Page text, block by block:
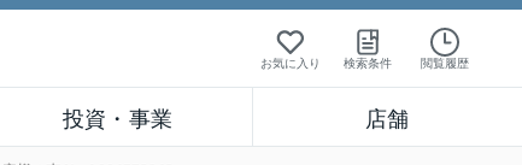
お気に入り 検索条件 閲覧履歴
投資・事業 店舗